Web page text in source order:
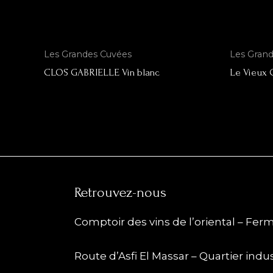
Les Grandes Cuvées
CLOS GABRIELLE Vin blanc
Les
Le Vieux
Retrouvez-nous
Comptoir des vins de l’oriental –
Route d’Asfi El Massar – Quartier